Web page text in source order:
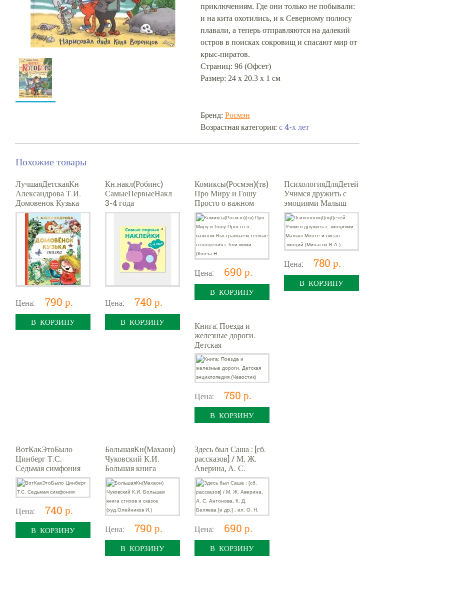
приключениям. Где они только не побывали:
и на кита охотились, и к Северному полюсу
плавали, а теперь отправляются на далекий
остров в поисках сокровищ и спасают мир от
крыс-пиратов.
Страниц: 96 (Офсет)
Размер: 24 х 20.3 х 1 см
Бренд: Росмэн
Возрастная категория: с 4-х лет
Похожие товары
ЛучшаяДетскаяКн
Александрова Т.И.
Домовенок Кузька
Цена: 790 р.
В КОРЗИНУ
Кн.накл(Робинс)
СамыеПервыеНакл
3-4 года
Цена: 740 р.
В КОРЗИНУ
Комиксы(Росмэн)(тв)
Про Миру и Гошу
Просто о важном
Выстраиваем теплые
отношения с
близкими (Конча Н
Цена: 690 р.
В КОРЗИНУ
ПсихологияДляДетей
Учимся дружить с
эмоциями Малыш
Монте и океан
эмоций (Минасян
В.А.)
Цена: 780 р.
В КОРЗИНУ
Книга: Поезда и
железные дороги.
Детская
энциклопедия
(Чевостик)
Цена: 750 р.
В КОРЗИНУ
ВотКакЭтоБыло
Цинберг Т.С.
Седьмая симфония
Цена: 740 р.
В КОРЗИНУ
БольшаяКн(Махаон)
Чуковский К.И.
Большая книга
стихов и сказок
(худ.Олейников И.)
Цена: 790 р.
В КОРЗИНУ
Здесь был Саша : [сб.
рассказов] / М. Ж.
Аверина, А. С.
Антонова, К. Д.
Беляева [и др.] , ил. О.
Н.
Цена: 690 р.
В КОРЗИНУ